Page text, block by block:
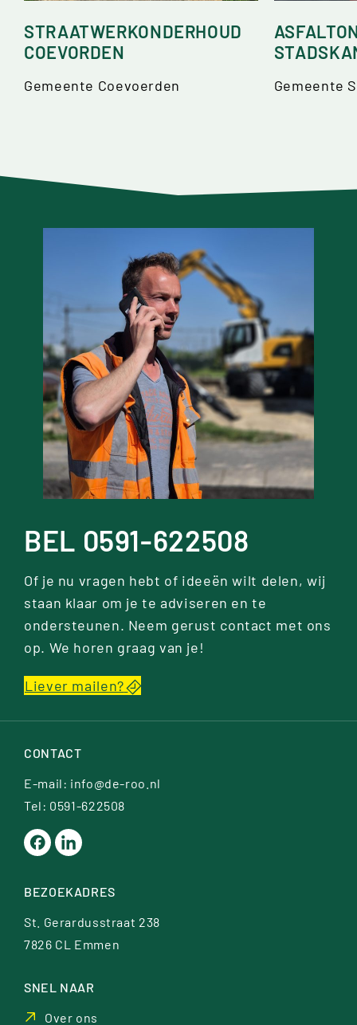
STRAATWERKONDERHOUD
COEVORDEN
Gemeente Coevoerden Gemeente
BEL 0591-622508
Of je nu vragen hebt of ideeën wilt delen, wij
staan klaar om je te adviseren en te
ondersteunen. Neem gerust contact met ons
op. We horen graag van je!
Liever mailen?
CONTACT
E-mail: info@de-roo.nl
Tel: 0591-622508
BEZOEKADRES
St. Gerardusstraat 238
7826 CL Emmen
SNEL NAAR
Over ons